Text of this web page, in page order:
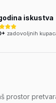
iskustva
zadovoljnih
prostor